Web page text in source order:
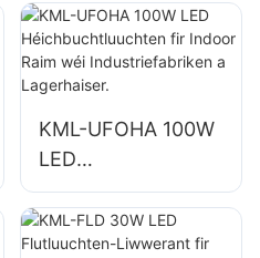
wéi
Reparaturatelieren
a Lagerhaiser.
KML-UFOHA 100W
LED
Héichbuchtluuchte
n fir Indoor Raim
wéi